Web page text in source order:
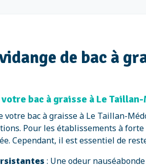
de bac à
bac à graisse à Le Taillan-
votre bac à graisse à Le Taillan-
Pour les établissements à
Cependant, il est essentiel de
: Une odeur